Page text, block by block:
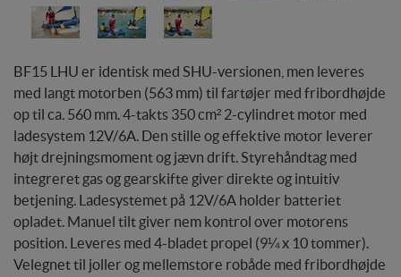
BF15 LHU er identisk med SHU-versionen, men leveres
med langt motorben (563 mm) til fartøjer med fribordhøjde
op til ca. 560 mm. 4-takts 350 cm² 2-cylindret motor med
ladesystem 12V/6A. Den stille og effektive motor leverer
højt drejningsmoment og jævn drift. Styrehåndtag med
integreret gas og gearskifte giver direkte og intuitiv
betjening. Ladesystemet på 12V/6A holder batteriet
opladet. Manuel tilt giver nem kontrol over motorens
position. Leveres med 4-bladet propel (9¼ x 10 tommer).
Velegnet til joller og mellemstore robåde med fribordhøjde